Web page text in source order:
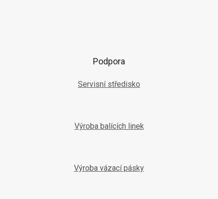
Podpora
Servisní středisko
Výroba balících linek
Výroba vázací pásky